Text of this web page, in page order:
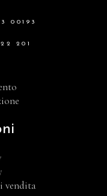
00193
201
vendita